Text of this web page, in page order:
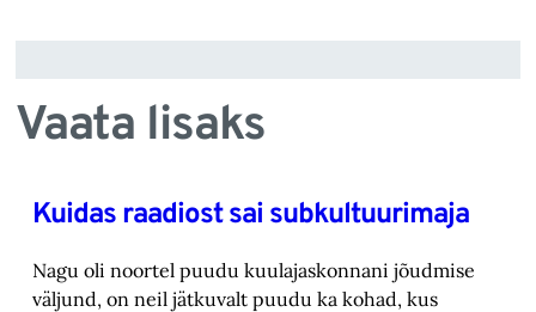
Vaata lisaks
Kuidas raadiost sai subkultuurimaja
Nagu oli noortel puudu kuulajaskonnani jõudmise
väljund, on neil jätkuvalt puudu ka kohad, ‎kus